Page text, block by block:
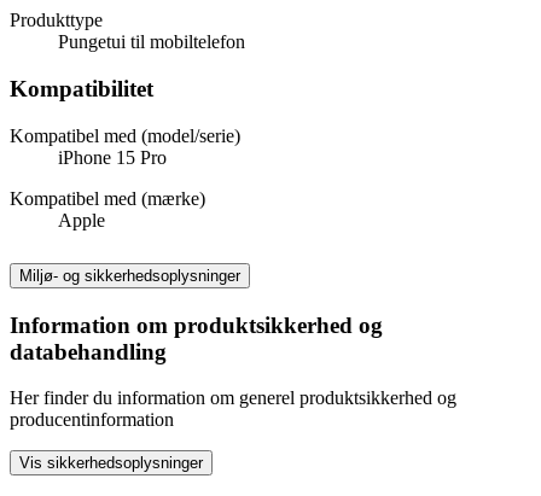
Produkttype
Pungetui til mobiltelefon
Kompatibilitet
Kompatibel med (model/serie)
iPhone 15 Pro
Kompatibel med (mærke)
Apple
Miljø- og sikkerhedsoplysninger
Information om produktsikkerhed og
databehandling
Her finder du information om generel produktsikkerhed og
producentinformation
Vis sikkerhedsoplysninger